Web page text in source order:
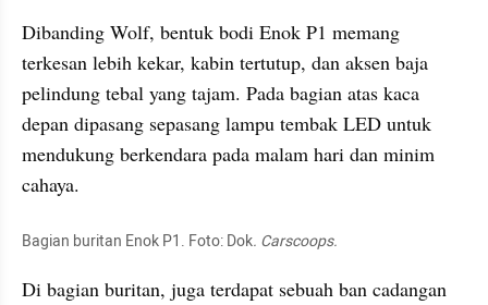
Dibanding Wolf, bentuk bodi Enok P1 memang
terkesan lebih kekar, kabin tertutup, dan aksen baja
pelindung tebal yang tajam. Pada bagian atas kaca
depan dipasang sepasang lampu tembak LED untuk
mendukung berkendara pada malam hari dan minim
cahaya.
Bagian buritan Enok P1. Foto: Dok. Carscoops.
Di bagian buritan, juga terdapat sebuah ban cadangan